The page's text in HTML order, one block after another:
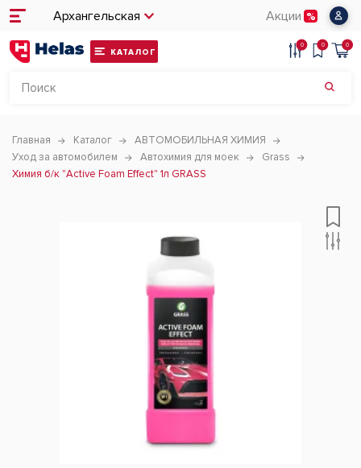
Архангельская Акции
КАТАЛОГ
0 0 0
Главная Каталог
АВТОМОБИЛЬНАЯ ХИМИЯ
Уход за автомобилем
Автохимия для моек
Grass
Химия б/к "Active Foam Effect" 1л GRASS